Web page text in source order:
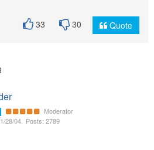
33 30 Quote
Moderator
28/04 Posts: 2789